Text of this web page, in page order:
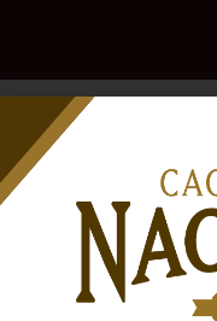
Acessórios